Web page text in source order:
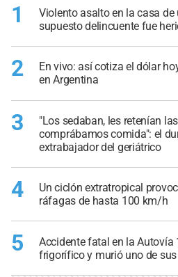
1
Violento asalto en la casa
supuesto delincuente fue
2
En vivo: así cotiza el dólar
en Argentina
3
"Los sedaban, les retenían
comprábamos comida": el
extrabajador del geriátrico
4
Un ciclón extratropical
ráfagas de hasta 100 km/h
5
Accidente fatal en la Autovía
frigorífico y murió uno de